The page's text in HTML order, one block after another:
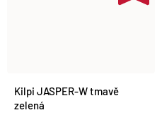
Kilpi JASPER-W tmavě
zelená